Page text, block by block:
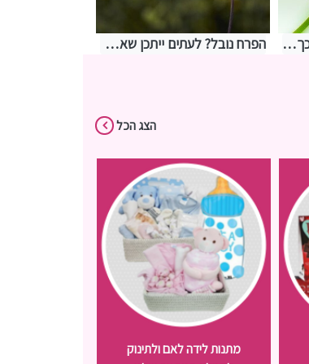
השמש שורפת את העלים? כך תזהו חשיפת יתר לאור הפרח נובל? לעתים ייתכן שאתם משקים אותו יותר מדי
הצג הכל
מתנות לידה לאם ולתינוק